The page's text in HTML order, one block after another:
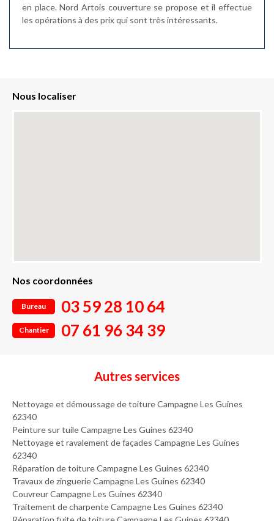
en place. Nord Artois couverture se propose et il effectue
les opérations à des prix qui sont très intéressants.
Nous localiser
Nos coordonnées
Bureau 03 59 28 10 64
Chantier 07 61 96 34 39
Autres services
Nettoyage et démoussage de toiture Campagne Les Guines
62340
Peinture sur tuile Campagne Les Guines 62340
Nettoyage et ravalement de façades Campagne Les Guines
62340
Réparation de toiture Campagne Les Guines 62340
Travaux de zinguerie Campagne Les Guines 62340
Couvreur Campagne Les Guines 62340
Traitement de charpente Campagne Les Guines 62340